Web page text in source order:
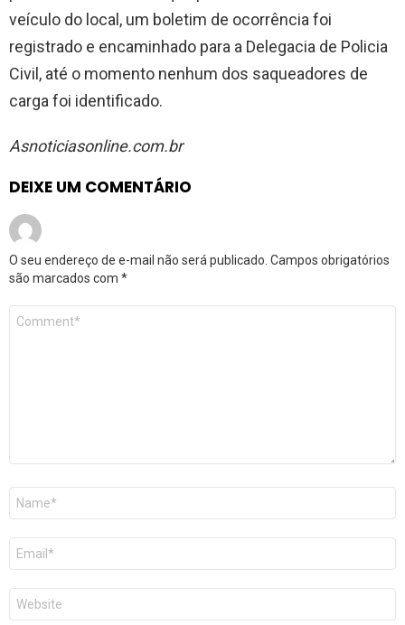
veículo do local, um boletim de ocorrência foi
registrado e encaminhado para a Delegacia de Policia
Civil, até o momento nenhum dos saqueadores de
carga foi identificado.
Asnoticiasonline.com.br
DEIXE UM COMENTÁRIO
O seu endereço de e-mail não será publicado. Campos obrigatórios
são marcados com *
Comentário
Nome
E-
mail
*
Site